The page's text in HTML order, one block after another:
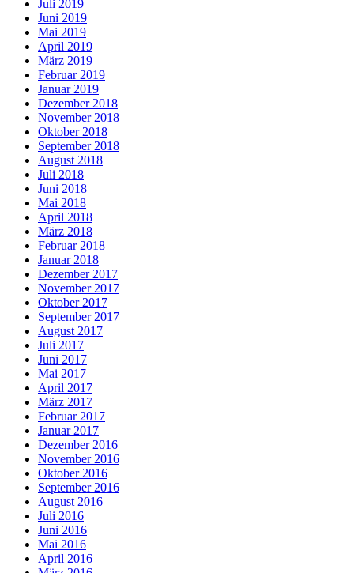
Juli 2019
Juni 2019
Mai 2019
April 2019
März 2019
Februar 2019
Januar 2019
Dezember 2018
November 2018
Oktober 2018
September 2018
August 2018
Juli 2018
Juni 2018
Mai 2018
April 2018
März 2018
Februar 2018
Januar 2018
Dezember 2017
November 2017
Oktober 2017
September 2017
August 2017
Juli 2017
Juni 2017
Mai 2017
April 2017
März 2017
Februar 2017
Januar 2017
Dezember 2016
November 2016
Oktober 2016
September 2016
August 2016
Juli 2016
Juni 2016
Mai 2016
April 2016